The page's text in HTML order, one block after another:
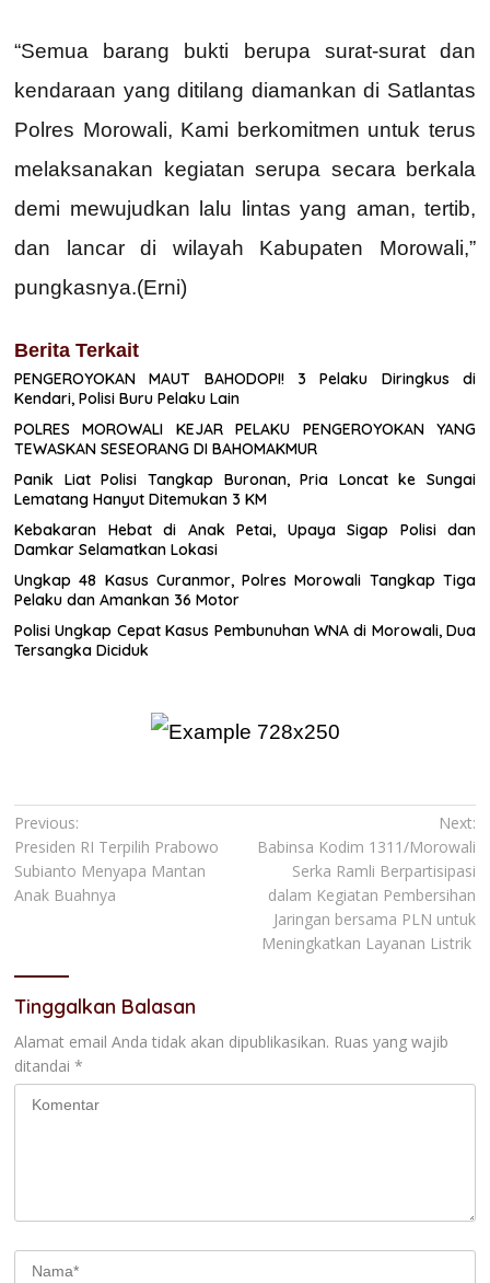
“Semua barang bukti berupa surat-surat dan
kendaraan yang ditilang diamankan di Satlantas
Polres Morowali, Kami berkomitmen untuk terus
melaksanakan kegiatan serupa secara berkala
demi mewujudkan lalu lintas yang aman, tertib,
dan lancar di wilayah Kabupaten Morowali,”
pungkasnya.(Erni)
Berita Terkait
PENGEROYOKAN MAUT BAHODOPI! 3 Pelaku Diringkus di
Kendari, Polisi Buru Pelaku Lain
POLRES MOROWALI KEJAR PELAKU PENGEROYOKAN YANG
TEWASKAN SESEORANG DI BAHOMAKMUR
Panik Liat Polisi Tangkap Buronan, Pria Loncat ke Sungai
Lematang Hanyut Ditemukan 3 KM
Kebakaran Hebat di Anak Petai, Upaya Sigap Polisi dan
Damkar Selamatkan Lokasi
Ungkap 48 Kasus Curanmor, Polres Morowali Tangkap Tiga
Pelaku dan Amankan 36 Motor
Polisi Ungkap Cepat Kasus Pembunuhan WNA di Morowali, Dua
Tersangka Diciduk
Navigasi
pos
Previous:
Presiden RI Terpilih Prabowo
Subianto Menyapa Mantan
Anak Buahnya
Next:
Babinsa Kodim 1311/Morowali
Serka Ramli Berpartisipasi
dalam Kegiatan Pembersihan
Jaringan bersama PLN untuk
Meningkatkan Layanan Listrik
Tinggalkan Balasan
Alamat email Anda tidak akan dipublikasikan. Ruas yang wajib
ditandai *